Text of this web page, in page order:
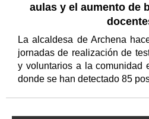
aulas y el aumento de
La alcaldesa de Archena
jornadas de realización de
y voluntarios a la comunidad
donde se han detectado 85